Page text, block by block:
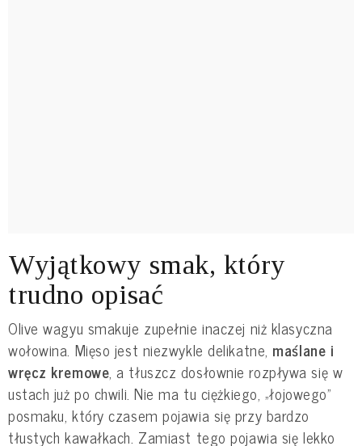
Wyjątkowy smak, który
trudno opisać
Olive wagyu smakuje zupełnie inaczej niż klasyczna
wołowina. Mięso jest niezwykle delikatne, maślane i
wręcz kremowe, a tłuszcz dosłownie rozpływa się w
ustach już po chwili. Nie ma tu ciężkiego, „łojowego”
posmaku, który czasem pojawia się przy bardzo
tłustych kawałkach. Zamiast tego pojawia się lekko